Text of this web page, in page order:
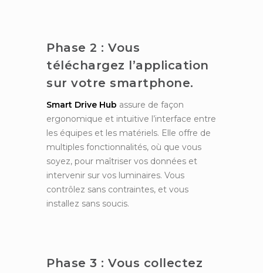
Phase 2 : Vous
téléchargez l’application
sur votre smartphone.
Smart Drive Hub assure de façon
ergonomique et intuitive l’interface entre
les équipes et les matériels. Elle offre de
multiples fonctionnalités, où que vous
soyez, pour maîtriser vos données et
intervenir sur vos luminaires. Vous
contrôlez sans contraintes, et vous
installez sans soucis.
Phase 3 : Vous collectez